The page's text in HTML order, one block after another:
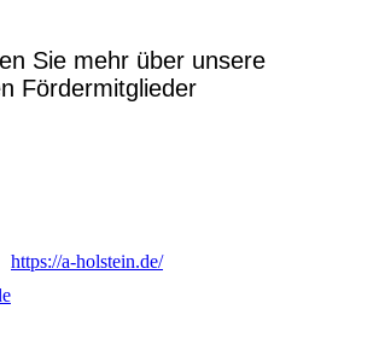
Sie mehr über unsere
Fördermitglieder
https://a-holstein.de/